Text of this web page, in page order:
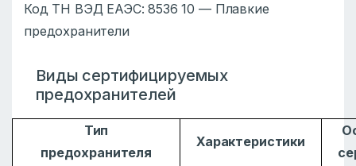
Код ТН ВЭД ЕАЭС: 8536 10 — Плавкие
предохранители
Виды сертифицируемых
предохранителей
Тип
предохранителя
Характеристики